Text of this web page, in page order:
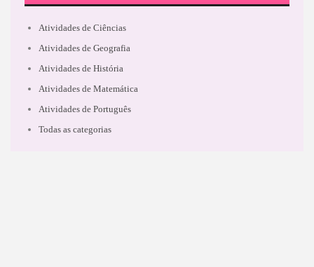
Atividades de Ciências
Atividades de Geografia
Atividades de História
Atividades de Matemática
Atividades de Português
Todas as categorias